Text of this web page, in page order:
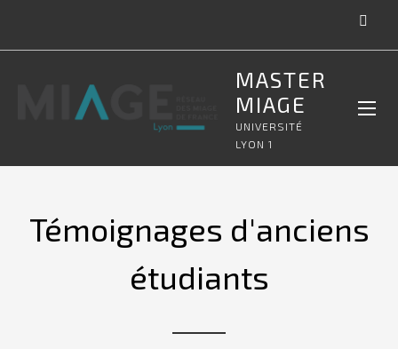
MASTER
MIAGE
UNIVERSITÉ
LYON 1
Témoignages d'anciens
étudiants